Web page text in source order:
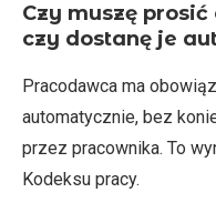
Czy muszę
czy dostanę je
Pracodawca ma
automatycznie, bez
przez pracownika. To
Kodeksu pracy.